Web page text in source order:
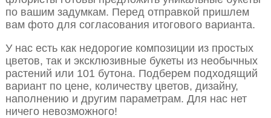
по вашим задумкам. Перед отправкой пришлем
вам фото для согласования итогового варианта.
У нас есть как недорогие композиции из простых
цветов, так и эксклюзивные букеты из необычных
растений или 101 бутона. Подберем подходящий
вариант по цене, количеству цветов, дизайну,
наполнению и другим параметрам. Для нас нет
ничего невозможного!